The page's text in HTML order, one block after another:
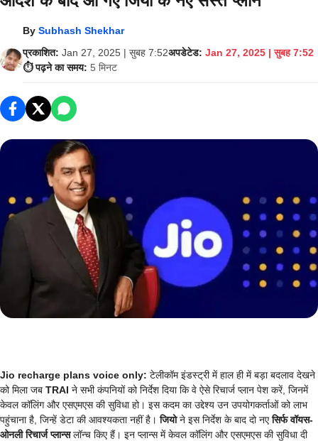
BySubhash Shekhar
प्रकाशित: Jan 27, 2025 | सुबह 7:52अपडेटेड: Jan 27, 2025 | सुबह 7:52
⏱️ पढ़ने का समय: 5 मिनट
Jio recharge plans voice only: टेलीकॉम इंडस्ट्री में हाल ही में बड़ा बदलाव देखने
को मिला जब TRAI ने सभी कंपनियों को निर्देश दिया कि वे ऐसे रिचार्ज प्लान पेश करें, जिनमें
केवल कॉलिंग और एसएमएस की सुविधा हो। इस कदम का उद्देश्य उन उपयोगकर्ताओं को लाभ
पहुंचाना है, जिन्हें डेटा की आवश्यकता नहीं है।जियोने इस निर्देश के बाद दो नएसिर्फ वॉयस-
ओनली रिचार्ज प्लान्सलॉन्च किए हैं। इन प्लान्स में केवल कॉलिंग और एसएमएस की सुविधा दी